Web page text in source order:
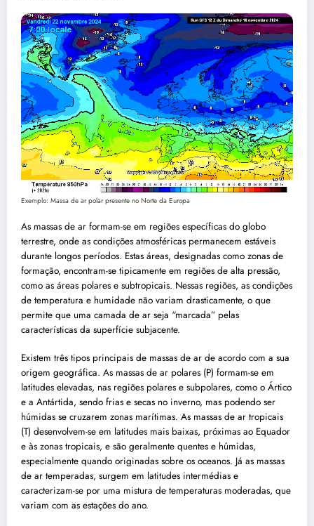
Exemplo: Massa de ar polar presente no Norte da Europa
As massas de ar formam-se em regiões específicas do globo
terrestre, onde as condições atmosféricas permanecem estáveis
durante longos períodos. Estas áreas, designadas como zonas de
formação, encontram-se tipicamente em regiões de alta pressão,
como as áreas polares e subtropicais. Nessas regiões, as condições
de temperatura e humidade não variam drasticamente, o que
permite que uma camada de ar seja “marcada” pelas
características da superfície subjacente.
Existem três tipos principais de massas de ar de acordo com a sua
origem geográfica. As massas de ar polares (P) formam-se em
latitudes elevadas, nas regiões polares e subpolares, como o Ártico
e a Antártida, sendo frias e secas no inverno, mas podendo ser
húmidas se cruzarem zonas marítimas. As massas de ar tropicais
(T) desenvolvem-se em latitudes mais baixas, próximas ao Equador
e às zonas tropicais, e são geralmente quentes e húmidas,
especialmente quando originadas sobre os oceanos. Já as massas
de ar temperadas, surgem em latitudes intermédias e
caracterizam-se por uma mistura de temperaturas moderadas, que
variam com as estações do ano.